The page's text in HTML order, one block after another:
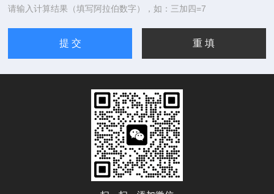
请输入计算结果（填写阿拉伯数字），如：三加四=7